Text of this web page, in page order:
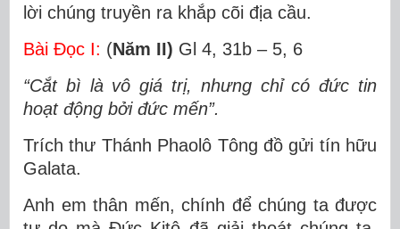
lời chúng truyền ra khắp cõi địa cầu.
Bài Ðọc I: (Năm II) Gl 4, 31b – 5, 6
“Cắt bì là vô giá trị, nhưng chỉ có đức tin
hoạt động bởi đức mến”.
Trích thư Thánh Phaolô Tông đồ gửi tín hữu
Galata.
Anh em thân mến, chính để chúng ta được